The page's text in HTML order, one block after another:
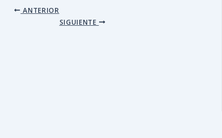
ANTERIOR
SIGUIENTE